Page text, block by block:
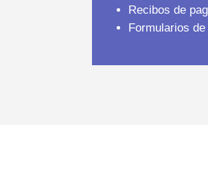
Recibos de
Formularios